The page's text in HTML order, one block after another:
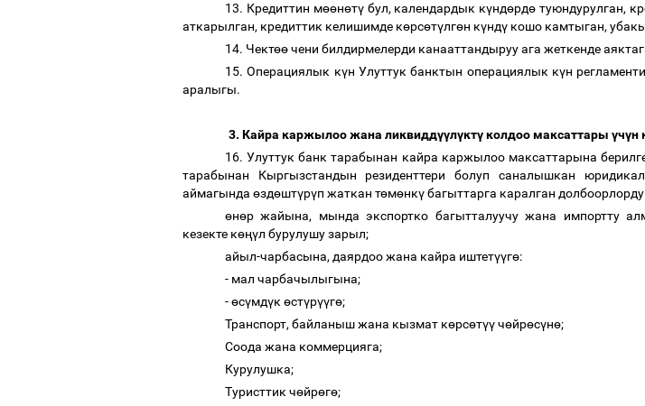
13. Кредиттин мөөнөтүбул, календардык күндөрдө туюндурулган,
аткарылган, кредиттик келишимде көрсөтүлгөн күндү кошо камтыган,
14. Чектөөчени билдирмелерди канааттандыруу ага жеткенде
15. Операциялык күн Улуттук банктын операциялык күн
аралыгы.
3. Кайра каржылоо жана ликвиддүүлүктүколдоо максаттары үчүн
16. Улуттук банк тарабынан кайра каржылоо максаттарына
тарабынан Кыргызстандын резиденттери болуп саналышкан
аймагында өздөштүрүп жаткан төмөнкүбагыттарга каралган
өнөр жайына, мында экспортко багытталуучу жана импортту
кезекте көңүл бурулушу зарыл;
айыл-чарбасына, даярдоо жана кайра иштетүүгө:
- мал чарбачылыгына;
-өсүмдүк өстүрүүгө;
Транспорт, байланыш жана кызмат көрсөтүүчөйрөсүнө;
Соода жана коммерцияга;
Курулушка;
Туристтик чөйрөгө;